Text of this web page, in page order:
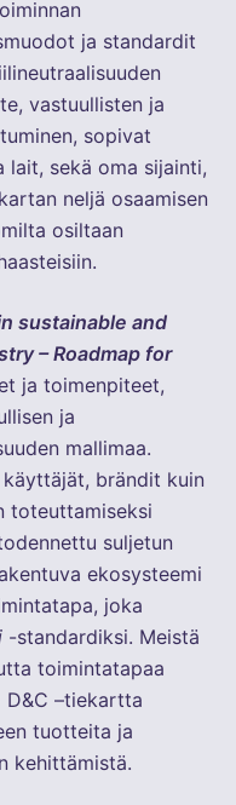
ja standardit
vastuullisten ja
sopivat
sekä oma sijainti,
neljä osaamisen
osiltaan
sustainable and
– Roadmap for
ja toimenpiteet,
ja
mallimaa.
brändit kuin
toteuttamiseksi
suljetun
ekosysteemi
joka
-standardiksi. Meistä
toimintatapaa
D&C –tiekartta
tuotteita ja
kehittämistä.